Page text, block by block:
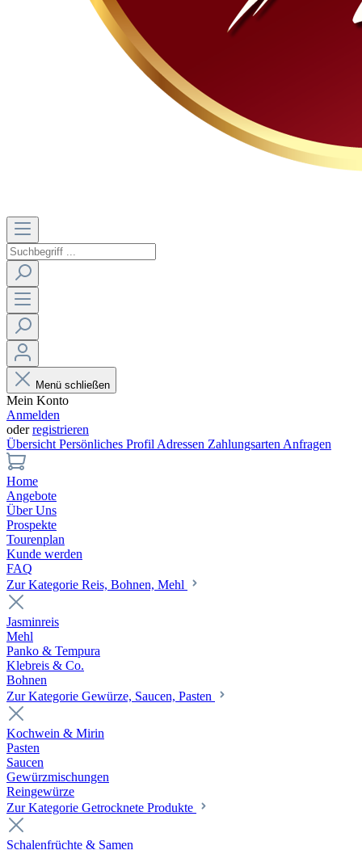
Menü schließen
Mein Konto
Anmelden
oderregistrieren
Übersicht Persönliches Profil Adressen Zahlungsarten Anfragen
Home
Angebote
Über Uns
Prospekte
Tourenplan
Kunde werden
FAQ
Zur Kategorie Reis, Bohnen, Mehl
Jasminreis
Mehl
Panko & Tempura
Klebreis & Co.
Bohnen
Zur Kategorie Gewürze, Saucen, Pasten
Kochwein & Mirin
Pasten
Saucen
Gewürzmischungen
Reingewürze
Zur Kategorie Getrocknete Produkte
Schalenfrüchte & Samen